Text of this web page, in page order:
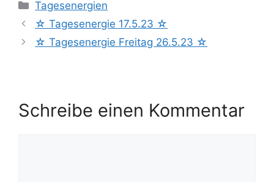
Tagesenergien
☆ Tagesenergie 17.5.23 ☆
☆ Tagesenergie Freitag 26.5.23 ☆
Schreibe einen Kommentar